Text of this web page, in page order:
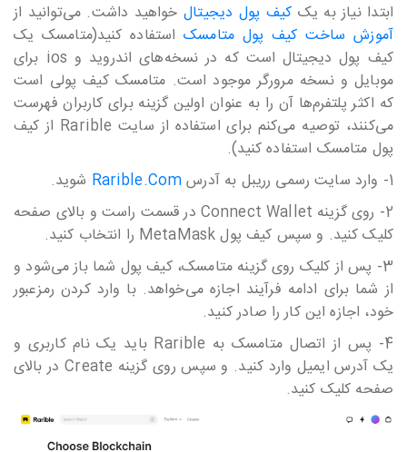
ابتدا نیاز به یک کیف پول دیجیتالخواهید داشت. می‎‎‎‎‎‎توانید از
آموزش ساخت کیف پول متامسک استفاده کنید(متامسک یک
کیف پول دیجیتال است که در نسخه‎‎‎‎‎‎های اندروید و ios برای
موبایل و نسخه مرورگر موجود است. متامسک کیف پولی است
که اکثر پلتفرم‎‎‎‎‎‎ها آن را به عنوان اولین گزینه برای کاربران فهرست
می‎‎‎‎‎‎کنند، توصیه می‎‎‎‎‎‎کنم برای استفاده از سایت Rarible از کیف
پول متامسک استفاده کنید).
1- وارد سایت رسمی رریبل به آدرس
Rarible.Com شوید.
2- روی گزینه Connect Wallet در قسمت راست و بالای صفحه
کلیک کنید. و سپس کیف پول MetaMask را انتخاب کنید.
3- پس از کلیک روی گزینه متامسک، کیف پول شما باز می‎‎‎‎‎‎شود و
از شما برای ادامه فرآیند اجازه می‎‎‎‎‎‎خواهد. با وارد کردن رمزعبور
خود، اجازه این کار را صادر کنید.
4- پس از اتصال متامسک به Rarible باید یک نام کاربری و
یک آدرس ایمیل وارد کنید. و سپس روی گزینه Create در بالای
صفحه کلیک کنید.